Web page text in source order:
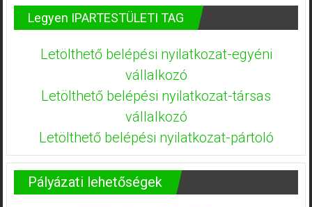
Legyen IPARTESTÜLETI TAG
Letölthető belépési nyilatkozat-egyéni
vállalkozó
Letölthető belépési nyilatkozat-társas
vállalkozó
Letölthető belépési nyilatkozat-pártoló
Pályázati lehetőségek